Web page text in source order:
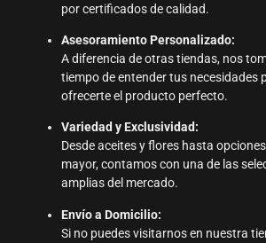
por certificados de calidad.
Asesoramiento Personalizado:
A diferencia de otras tiendas, nos
tiempo de entender tus necesidades
ofrecerte el producto perfecto.
Variedad y Exclusividad:
Desde aceites y flores hasta
mayor, contamos con una de las
amplias del mercado.
Envío a Domicilio:
Si no puedes visitarnos en nuestra